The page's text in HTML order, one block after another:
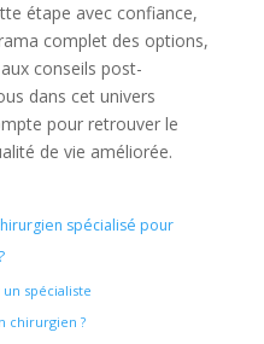
étape avec confiance,
complet des options,
conseils post-
dans cet univers
pour retrouver le
de vie améliorée.
spécialisé pour
un spécialiste
chirurgien ?